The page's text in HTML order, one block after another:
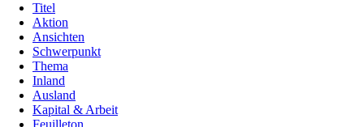
Titel
Aktion
Ansichten
Schwerpunkt
Thema
Inland
Ausland
Kapital & Arbeit
Feuilleton